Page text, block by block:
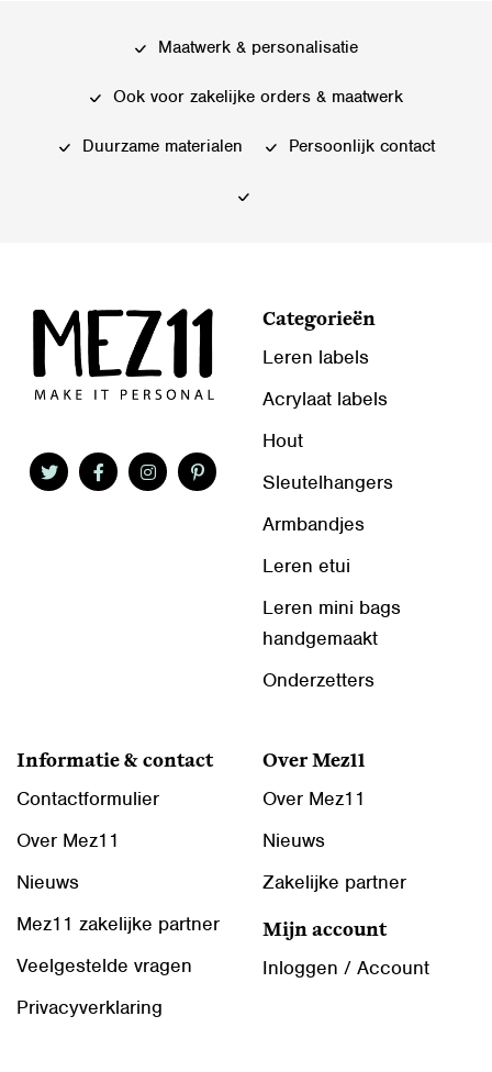
Maatwerk & personalisatie
Ook voor zakelijke orders & maatwerk
Duurzame materialen Persoonlijk contact
Categorieën
Leren labels
Acrylaat labels
Hout
Sleutelhangers
Armbandjes
Leren etui
Leren mini bags
handgemaakt
Onderzetters
Informatie & contact
Contactformulier
Over Mez11
Nieuws
Mez11 zakelijke partner
Veelgestelde vragen
Privacyverklaring
Over Mez11
Over Mez11
Nieuws
Zakelijke partner
Mijn account
Inloggen / Account